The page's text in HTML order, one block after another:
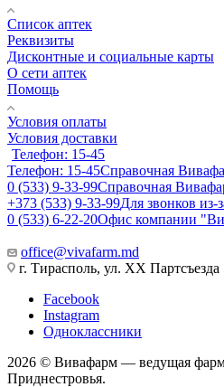
Список аптек
Реквизиты
Дисконтные и социальные карты
О сети аптек
Помощь
Условия оплаты
Условия доставки
Телефон: 15-45
Телефон: 15-45Справочная
0 (533) 9-33-99Справочная
+373 (533) 9-33-99Для звонков из-
0 (533) 6-22-20Офис компании
office@vivafarm.md
г. Тирасполь, ул. ХХ Партсъезда
Facebook
Instagram
Одноклассники
2026 © Вивафарм — ведущая
Приднестровья.